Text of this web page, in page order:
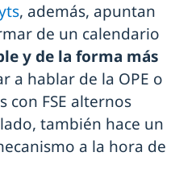
, además, apuntan
de un calendario
y de la forma más
a hablar de la OPE o
con FSE alternos
también hace un
a la hora de